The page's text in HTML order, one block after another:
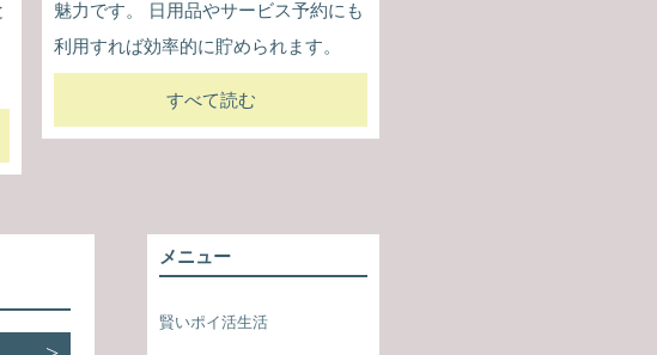
魅力です。 日用品やサービス予約にも
利用すれば効率的に貯められます。
すべて読む
メニュー
賢いポイ活生活